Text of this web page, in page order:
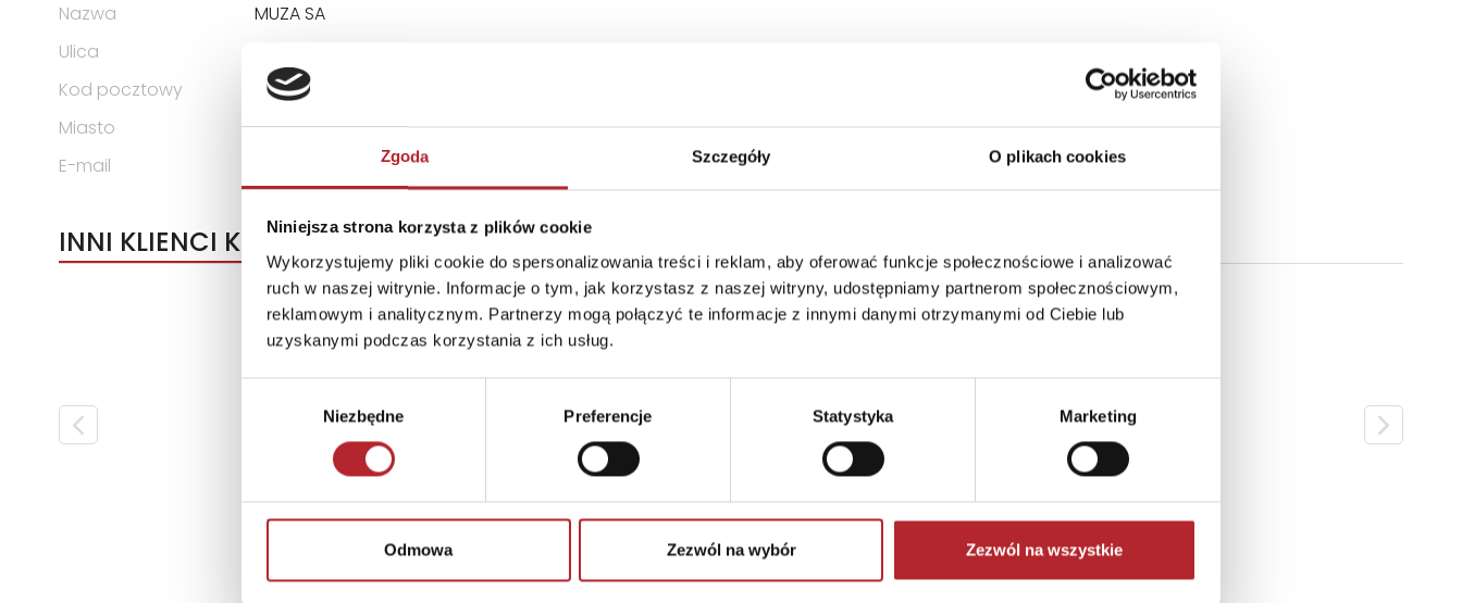
Zgoda Szczegóły O plikach cookies
Niniejsza strona korzysta z plików cookie
Wykorzystujemy pliki cookie do spersonalizowania treści i reklam, aby oferować funkcje społecznościowe i analizować
ruch w naszej witrynie. Informacje o tym, jak korzystasz z naszej witryny, udostępniamy partnerom społecznościowym,
reklamowym i analitycznym. Partnerzy mogą połączyć te informacje z innymi danymi otrzymanymi od Ciebie lub
uzyskanymi podczas korzystania z ich usług.
Niezbędne Preferencje Statystyka Marketing
Odmowa Zezwól na wybór Zezwól na wszystkie
Nazwa
MUZA SA
Ulica
Kod pocztowy
00-833
Miasto
Warszawa
E-mail
muza@muza.com.pl
INNI KLIENCI KUPOWALI
Brak danych